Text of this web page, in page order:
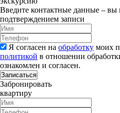
Введите контактные данные – вы
подтверждением записи
Я согласен на обработку моих
политикой в отношении
ознакомлен и согласен.
Записаться
Забронировать
квартиру